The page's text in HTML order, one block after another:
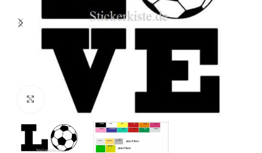
Klick zum Vergrößern